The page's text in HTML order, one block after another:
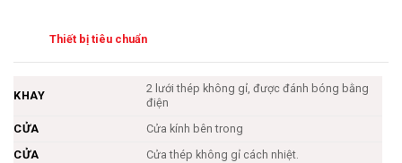
Thiết bị tiêu chuẩn
KHAY
2 lưới thép không gỉ, được đánh bóng bằng
điện
CỬA
Cửa kính bên trong
CỬA
Cửa thép không gỉ cách nhiệt.